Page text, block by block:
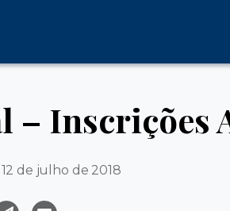
– Inscrições
12 de julho de 2018